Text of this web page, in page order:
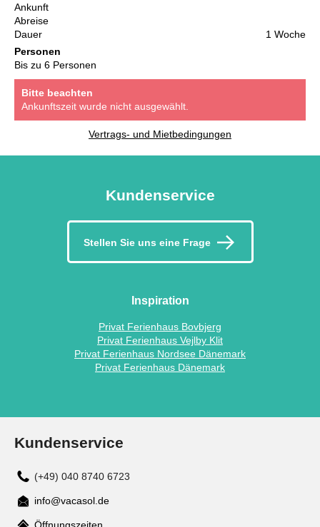
Ankunft
Abreise
Dauer
1 Woche
Personen
Bis zu 6 Personen
Bitte beachten
Ankunftszeit wurde nicht ausgewählt.
Vertrags- und Mietbedingungen
Kundenservice
Stellen Sie uns eine Frage
Inspiration
Privat Ferienhaus Bovbjerg
Privat Ferienhaus Vejlby Klit
Privat Ferienhaus Nordsee Dänemark
Privat Ferienhaus Dänemark
Kundenservice
(+49) 040 8740 6723
Mail
info@vacasol.de
Öffnungszeiten